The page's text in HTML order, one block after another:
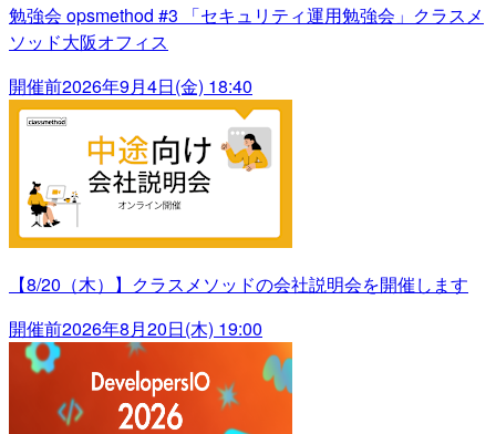
勉強会 opsmethod #3 「セキュリティ運用勉強会」クラスメ
ソッド大阪オフィス
開催前2026年9月4日(金) 18:40
【8/20（木）】クラスメソッドの会社説明会を開催します
開催前2026年8月20日(木) 19:00